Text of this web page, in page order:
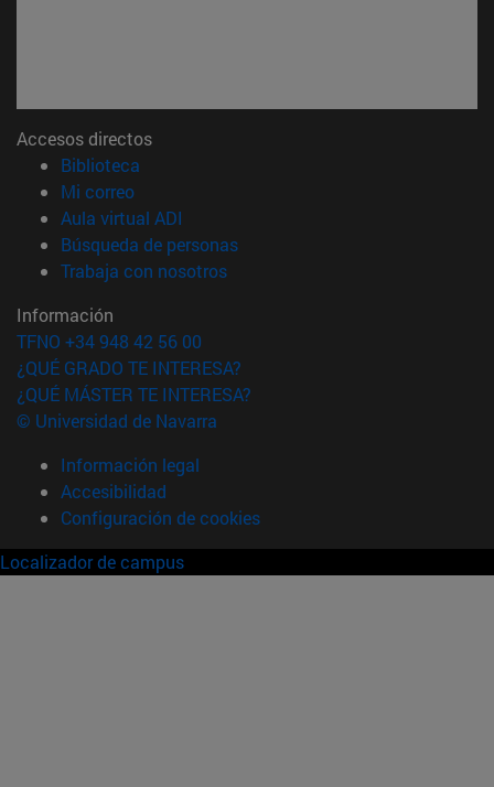
Accesos directos
Biblioteca
Mi correo(abre en nueva ventana)
Aula virtual ADI
Búsqueda de personas(abre en nueva ventana)
Trabaja con nosotros(abre en nueva ventana)
Información
TFNO +34 948 42 56 00
¿QUÉ GRADO TE INTERESA?
¿QUÉ MÁSTER TE INTERESA?
© Universidad de Navarra
Información legal
Accesibilidad
Configuración de cookies
Localizador de campus